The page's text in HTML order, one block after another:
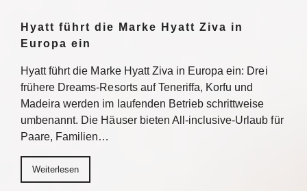
Hyatt führt die Marke Hyatt Ziva in
Europa ein
Hyatt führt die Marke Hyatt Ziva in Europa ein: Drei
frühere Dreams-Resorts auf Teneriffa, Korfu und
Madeira werden im laufenden Betrieb schrittweise
umbenannt. Die Häuser bieten All-inclusive-Urlaub für
Paare, Familien…
Weiterlesen